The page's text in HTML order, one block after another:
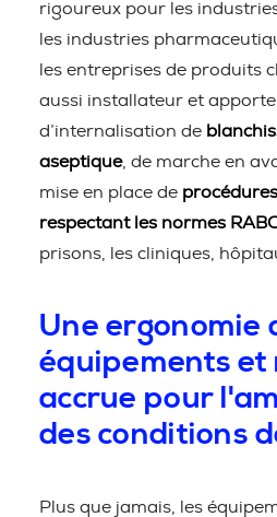
rigoureux pour les
les industries
les entreprises de produits
aussi installateur et
d’internalisation de
aseptique, de marche en
mise en place de
respectant les normes
prisons, les cliniques,
Une ergonomie
équipements et
accrue pour
des conditions
Plus que jamais, les